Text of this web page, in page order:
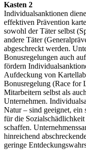
Kasten 2
Individualsanktionen
effektiven Prävention
sowohl der Täter selbst
andere Täter
abgeschreckt werden.
Bonusregelungen auch
fördern
Aufdeckung von
Bonusregelung (Race for
Mitarbeitern selbst als
Unternehmen.
Natur – sind geeignet, ein
für die
schaffen.
hinreichend
geringe